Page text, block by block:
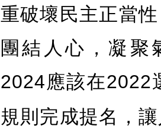
重破壞民主正當
團結人心，凝聚
2024應該在2022
規則完成提名，